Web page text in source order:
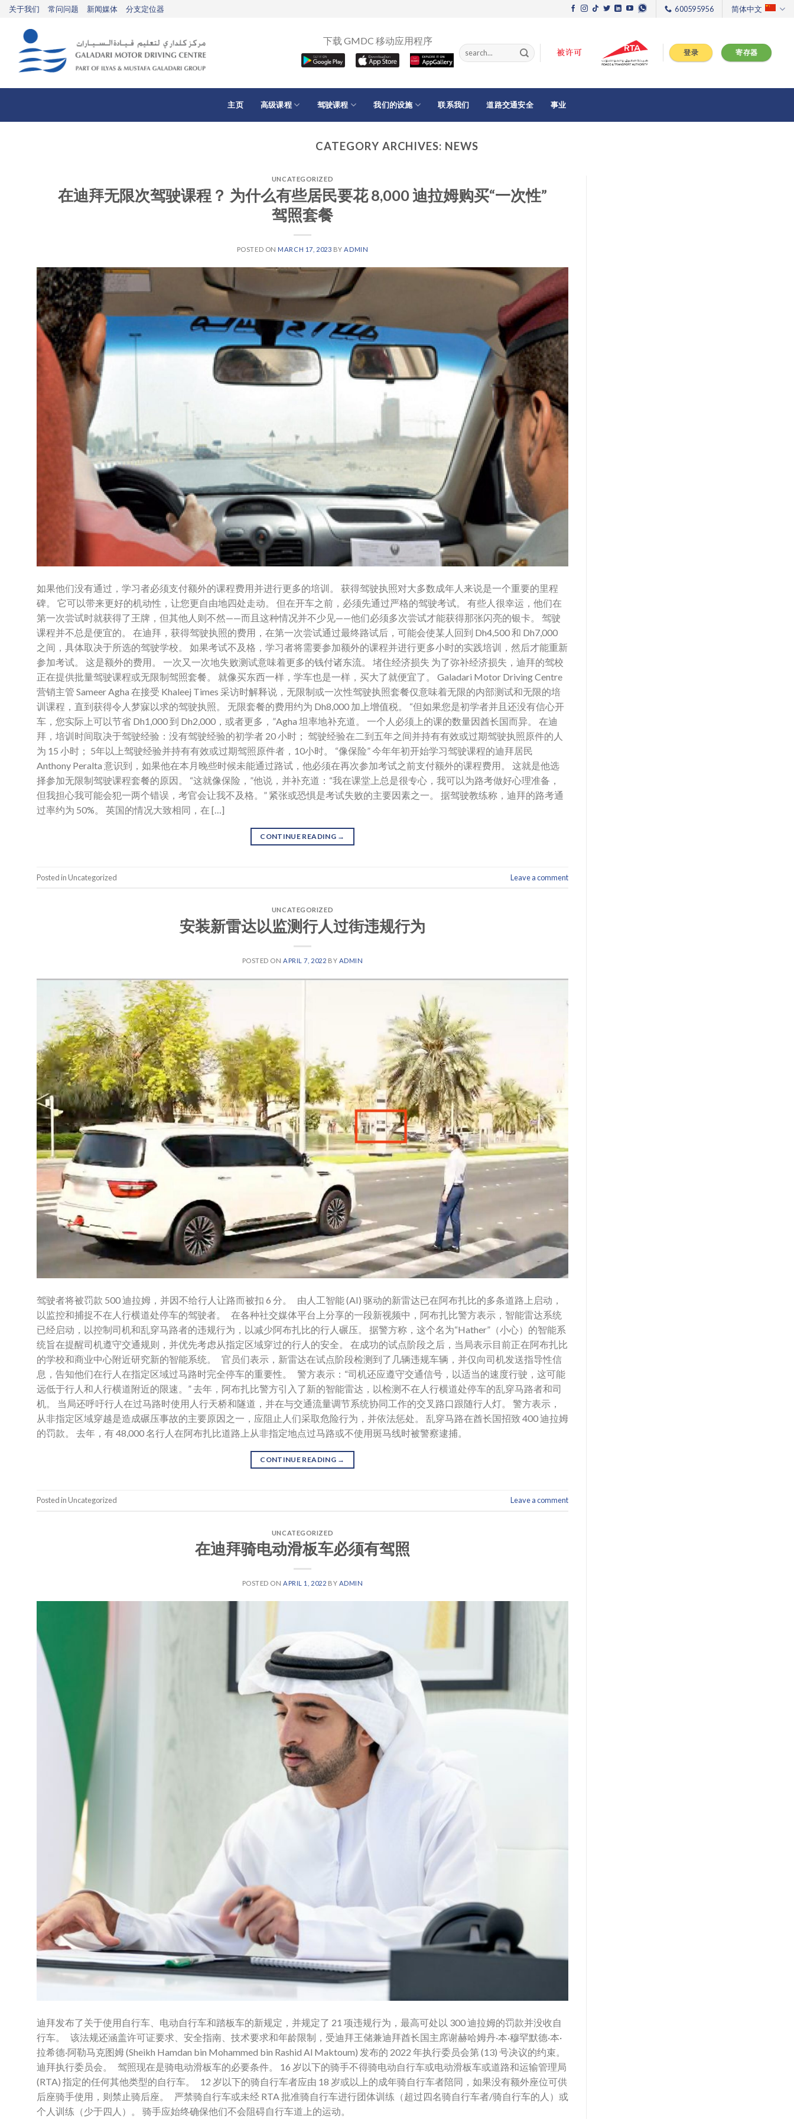
Skip
content
关于我们 常问问题 新闻媒体 分支定位器 600595956 简体中文
下载 GMDC 移动应用程序
登录 寄存器
主页 高级课程 驾驶课程 我们的设施 联系我们 道路交通安全 事业
CATEGORY ARCHIVES: NEWS
UNCATEGORIZED
在迪拜无限次驾驶课程？ 为什么有些居民要花 8,000 迪拉姆购买“一次性”
驾照套餐
POSTED ONMARCH 17, 2023 BYADMIN
如果他们没有通过，学习者必须支付额外的课程费用并进行更多的培训。 获得驾驶执照对大多数成年人来说是一个重要的里程
碑。 它可以带来更好的机动性，让您更自由地四处走动。 但在开车之前，必须先通过严格的驾驶考试。 有些人很幸运，他们在
第一次尝试时就获得了王牌，但其他人则不然——而且这种情况并不少见——他们必须多次尝试才能获得那张闪亮的银卡。 驾驶
课程并不总是便宜的。 在迪拜，获得驾驶执照的费用，在第一次尝试通过最终路试后，可能会使某人回到 Dh4,500 和 Dh7,000
之间，具体取决于所选的驾驶学校。 如果考试不及格，学习者将需要参加额外的课程并进行更多小时的实践培训，然后才能重新
参加考试。 这是额外的费用。 一次又一次地失败测试意味着更多的钱付诸东流。 堵住经济损失 为了弥补经济损失，迪拜的驾校
正在提供批量驾驶课程或无限制驾照套餐。 就像买东西一样，学车也是一样，买大了就便宜了。 Galadari Motor Driving Centre
营销主管 Sameer Agha 在接受 Khaleej Times 采访时解释说，无限制或一次性驾驶执照套餐仅意味着无限的内部测试和无限的培
训课程，直到获得令人梦寐以求的驾驶执照。 无限套餐的费用约为 Dh8,000 加上增值税。 “但如果您是初学者并且还没有信心开
车，您实际上可以节省 Dh1,000 到 Dh2,000，或者更多，”Agha 坦率地补充道。 一个人必须上的课的数量因酋长国而异。 在迪
拜，培训时间取决于驾驶经验：没有驾驶经验的初学者 20 小时； 驾驶经验在二到五年之间并持有有效或过期驾驶执照原件的人
为 15 小时； 5年以上驾驶经验并持有有效或过期驾照原件者，10小时。 “像保险” 今年年初开始学习驾驶课程的迪拜居民
Anthony Peralta 意识到，如果他在本月晚些时候未能通过路试，他必须在再次参加考试之前支付额外的课程费用。 这就是他选
择参加无限制驾驶课程套餐的原因。 “这就像保险，”他说，并补充道：“我在课堂上总是很专心，我可以为路考做好心理准备，
但我担心我可能会犯一两个错误，考官会让我不及格。” 紧张或恐惧是考试失败的主要因素之一。 据驾驶教练称，迪拜的路考通
过率约为 50%。 英国的情况大致相同，在 […]
CONTINUE READING →
Posted in Uncategorized Leave a comment
UNCATEGORIZED
安装新雷达以监测行人过街违规行为
POSTED ONAPRIL 7, 2022 BY ADMIN
驾驶者将被罚款 500 迪拉姆，并因不给行人让路而被扣 6 分。 由人工智能 (AI) 驱动的新雷达已在阿布扎比的多条道路上启动，
以监控和捕捉不在人行横道处停车的驾驶者。 在各种社交媒体平台上分享的一段新视频中，阿布扎比警方表示，智能雷达系统
已经启动，以控制司机和乱穿马路者的违规行为，以减少阿布扎比的行人碾压。 据警方称，这个名为“Hather”（小心）的智能系
统旨在提醒司机遵守交通规则，并优先考虑从指定区域穿过的行人的安全。 在成功的试点阶段之后，当局表示目前正在阿布扎比
的学校和商业中心附近研究新的智能系统。 官员们表示，新雷达在试点阶段检测到了几辆违规车辆，并仅向司机发送指导性信
息，告知他们在行人在指定区域过马路时完全停车的重要性。 警方表示：“司机还应遵守交通信号，以适当的速度行驶，这可能
远低于行人和人行横道附近的限速。” 去年，阿布扎比警方引入了新的智能雷达，以检测不在人行横道处停车的乱穿马路者和司
机。 当局还呼吁行人在过马路时使用人行天桥和隧道，并在与交通流量调节系统协同工作的交叉路口跟随行人灯。 警方表示，
从非指定区域穿越是造成碾压事故的主要原因之一，应阻止人们采取危险行为，并依法惩处。 乱穿马路在酋长国招致 400 迪拉姆
的罚款。 去年，有 48,000 名行人在阿布扎比道路上从非指定地点过马路或不使用斑马线时被警察逮捕。
CONTINUE READING →
Posted in Uncategorized Leave a comment
UNCATEGORIZED
在迪拜骑电动滑板车必须有驾照
POSTED ONAPRIL 1, 2022 BY ADMIN
迪拜发布了关于使用自行车、电动自行车和踏板车的新规定，并规定了 21 项违规行为，最高可处以 300 迪拉姆的罚款并没收自
行车。 该法规还涵盖许可证要求、安全指南、技术要求和年龄限制，受迪拜王储兼迪拜酋长国主席谢赫哈姆丹·本·穆罕默德·本·
拉希德·阿勒马克图姆 (Sheikh Hamdan bin Mohammed bin Rashid Al Maktoum) 发布的 2022 年执行委员会第 (13) 号决议的约束。
迪拜执行委员会。 驾照现在是骑电动滑板车的必要条件。 16 岁以下的骑手不得骑电动自行车或电动滑板车或道路和运输管理局
(RTA) 指定的任何其他类型的自行车。 12 岁以下的骑自行车者应由 18 岁或以上的成年骑自行车者陪同，如果没有额外座位可供
后座骑手使用，则禁止骑后座。 严禁骑自行车或未经 RTA 批准骑自行车进行团体训练（超过四名骑自行车者/骑自行车的人）或
个人训练（少于四人）。 骑手应始终确保他们不会阻碍自行车道上的运动。